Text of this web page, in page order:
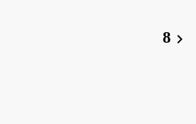
8 chevron_right